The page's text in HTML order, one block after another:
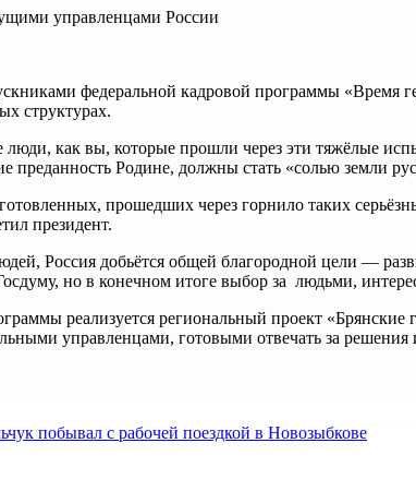
управленцами России
федеральной кадровой программы «Время
структурах.
люди, как вы, которые прошли через эти тяжёлые
Родине, должны стать «солью земли
прошедших через горнило таких
президент.
Россия добьётся общей благородной цели —
но в конечном итоге выбор за людьми,
реализуется региональный проект
управленцами, готовыми отвечать за решения